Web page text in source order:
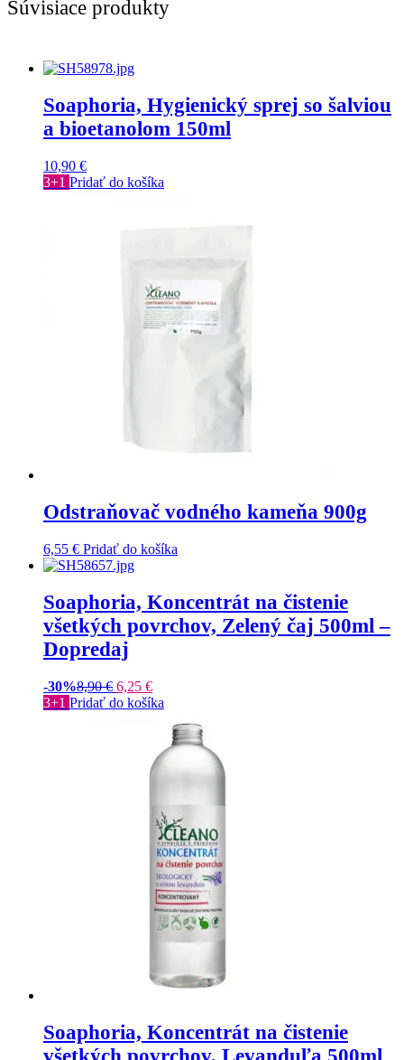
Súvisiace produkty
Soaphoria, Hygienický sprej so šalviou
a bioetanolom 150ml
10,90 €
3+1 Pridať do košíka
Odstraňovač vodného kameňa 900g
6,55 € Pridať do košíka
Soaphoria, Koncentrát na čistenie
všetkých povrchov, Zelený čaj 500ml –
Dopredaj
-30%8,90€ 6,25 €
3+1 Pridať do košíka
Soaphoria, Koncentrát na čistenie